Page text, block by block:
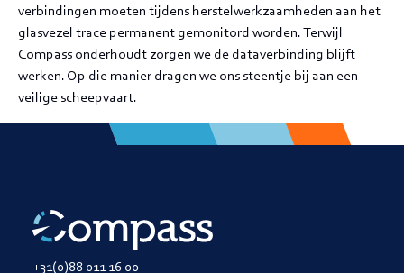
verbindingen moeten tijdens herstelwerkzaamheden aan het
glasvezel trace permanent gemonitord worden. Terwijl
Compass onderhoudt zorgen we de dataverbinding blijft
werken. Op die manier dragen we ons steentje bij aan een
veilige scheepvaart.
+31(0)88 011 16 00